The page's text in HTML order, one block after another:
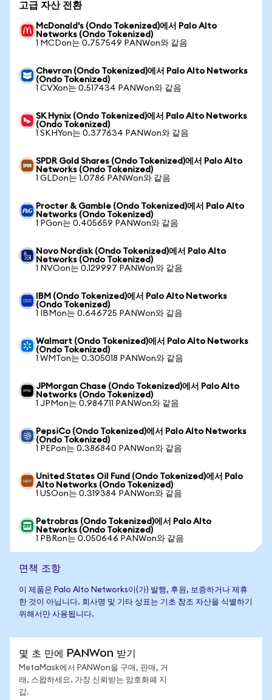
고급 자산 전환
McDonald's (Ondo Tokenized)에서 Palo Alto
Networks (Ondo Tokenized)
1 MCDon는 0.757549 PANWon와 같음
Chevron (Ondo Tokenized)에서 Palo Alto Networks
(Ondo Tokenized)
1 CVXon는 0.517434 PANWon와 같음
SK Hynix (Ondo Tokenized)에서 Palo Alto Networks
(Ondo Tokenized)
1 SKHYon는 0.377634 PANWon와 같음
SPDR Gold Shares (Ondo Tokenized)에서 Palo Alto
Networks (Ondo Tokenized)
1 GLDon는 1.0786 PANWon와 같음
Procter & Gamble (Ondo Tokenized)에서 Palo Alto
Networks (Ondo Tokenized)
1 PGon는 0.405659 PANWon와 같음
Novo Nordisk (Ondo Tokenized)에서 Palo Alto
Networks (Ondo Tokenized)
1 NVOon는 0.129997 PANWon와 같음
IBM (Ondo Tokenized)에서 Palo Alto Networks
(Ondo Tokenized)
1 IBMon는 0.646725 PANWon와 같음
Walmart (Ondo Tokenized)에서 Palo Alto Networks
(Ondo Tokenized)
1 WMTon는 0.305018 PANWon와 같음
JPMorgan Chase (Ondo Tokenized)에서 Palo Alto
Networks (Ondo Tokenized)
1 JPMon는 0.984711 PANWon와 같음
PepsiCo (Ondo Tokenized)에서 Palo Alto Networks
(Ondo Tokenized)
1 PEPon는 0.386840 PANWon와 같음
United States Oil Fund (Ondo Tokenized)에서 Palo
Alto Networks (Ondo Tokenized)
1 USOon는 0.319384 PANWon와 같음
Petrobras (Ondo Tokenized)에서 Palo Alto
Networks (Ondo Tokenized)
1 PBRon는 0.050646 PANWon와 같음
면책 조항
이 제품은 Palo Alto Networks이(가) 발행, 후원, 보증하거나 제휴
한 것이 아닙니다. 회사명 및 기타 상표는 기초 참조 자산을 식별하기
위해서만 사용됩니다.
몇 초 만에 PANWon 받기
MetaMask에서 PANWon을 구매, 판매, 거
래, 스왑하세요. 가장 신뢰받는 암호화폐 지
갑.